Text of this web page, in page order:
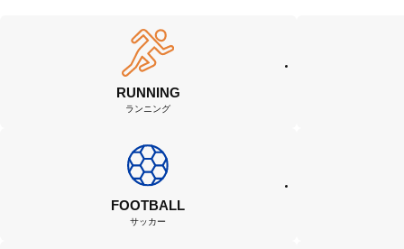
RUNNING
ランニング
FOOTBALL
サッカー